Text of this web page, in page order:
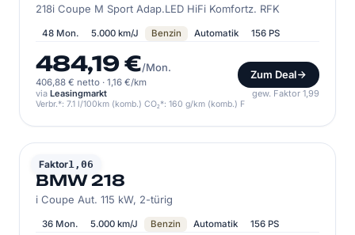
218i Coupe M Sport Adap.LED HiFi Komfortz. RFK
48 Mon. 5.000 km/J Benzin Automatik 156 PS
484,19 €/Mon.
406,88 € netto · 1,16 €/km
Zum Deal
via Leasingmarkt gew. Faktor 1,99
Verbr.*: 7.1 l/100km (komb.) CO₂*: 160 g/km (komb.) F
Faktor1,06
BMW
BMW 218
i Coupe Aut. 115 kW, 2-türig
36 Mon. 5.000 km/J Benzin Automatik 156 PS